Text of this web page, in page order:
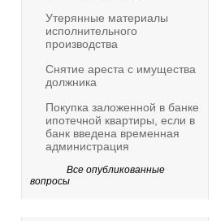
Утерянные материалы
исполнительного
производства
Снятие ареста с имущества
должника
Покупка заложенной в банке
ипотечной квартиры, если в
банк введена временная
администрация
Все опубликованные
вопросы